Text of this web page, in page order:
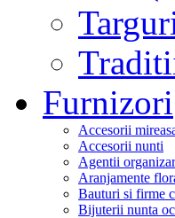
Furnizori
Accesorii
Accesorii nunti
Agentii
Aranjamente
Bauturi si firme
Bijuterii nunta